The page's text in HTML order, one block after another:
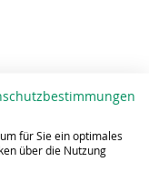
Versandkosten.
für Sie ein optimales
über die Nutzung